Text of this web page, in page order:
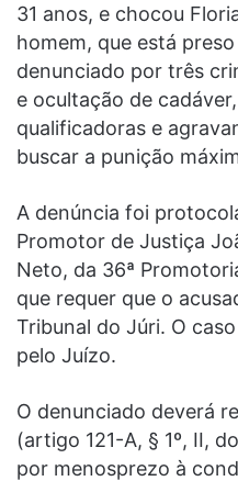
31 anos, e chocou
homem, que está
denunciado por três
e ocultação de
qualificadoras e
buscar a punição
A denúncia foi
Promotor de Justiça
Neto, da 36ª
que requer que o
Tribunal do Júri. O
pelo Juízo.
O denunciado deverá
(artigo 121-A, § 1º, II,
por menosprezo à